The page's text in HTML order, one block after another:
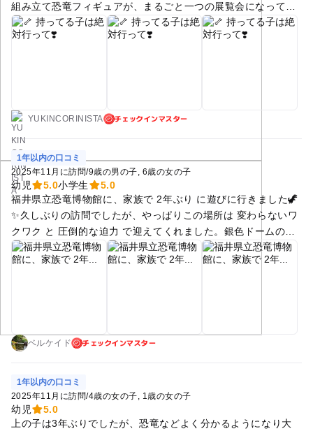
組み立て恐竜フィギュアが、まるごと一つの展覧会になって、
恐竜王国・福井に登場です🦕 発売25年目・累計4,300万個超の
ロングセラーの、記念すべき全国初の体験型展覧会 ￼が、恐竜の
分のほねほねザウルスを持参して置いたら、世界にひとつの恐
竜写真が撮れちゃいます💖 🛍️ 会場限定グッズも見逃せない❗️ 展
覧会のために生まれた特別商品が、「ほねほねザウルス博物
館」 福井県で発掘された「フクイラプトル」「フクイサウル
ス」「フクイベナートル」「コシサウルス」の実際の化石をモ
チーフにした、まるで恐竜図鑑の骨格見本のような本格派フィ
ギュア ￼です🦴 全4種類を集めると、史上最大級の肉食恐竜・テ
ィラノサウルスが組み立てられるスペシャルパーツが付属 ￼！コ
ンプリートを目指して「もう1個買って！」と子どもにねだら
れること、覚悟しておいてください（笑） 我が家はブラックT-
600円・未就学児無料！ ⚠️別途、恐竜博物館の常設展観覧券
両方まとめて全力で楽しんじゃおう🦖🦴 当日、入館するまで
存在を知らなかったので運が良かったです🤞 帰ってきてあっと
いう間に組み立て コシサウルス以外は名前覚えちゃた息子の成
長を感じられました🦕🦖
YUKINCORINISTA チェックインマスター
1年以内の口コミ
2025年11月に訪問/9歳の男の子 6歳の女の子
幼児 5.0小学生
5.0
福井県立恐竜博物館に、家族で 2年ぶり に遊びに行きました🦖
✨久しぶりの訪問でしたが、やっぱりこの場所は 変わらないワ
クワク と 圧倒的な迫力 で迎えてくれました。銀色ドームの建
物が見えてくると、それだけで胸が高鳴ります🚗💨💕 館内に入
ると、広がっていたのは変わらず迫力満点の恐竜ワールド！巨
「恐竜学部」が新設された というニュース🎓🦕✨恐竜・古生
で学べる環境というのもうれしいポイント！ 「大きくなったら
恐竜博士になる！」と夢を語る息子にとっては、まさに “未来
が形になったような出来事” で、「ここに通って恐竜の勉強し
たい！」と目をキラキラさせていました✨👦💭🌈 2年経って
ベルケイド チェックインマスター
1年以内の口コミ
2025年11月に訪問/4歳の女の子 1歳の女の子
幼児
5.0
上の子は3年ぶりでしたが、恐竜などよく分かるようになり大